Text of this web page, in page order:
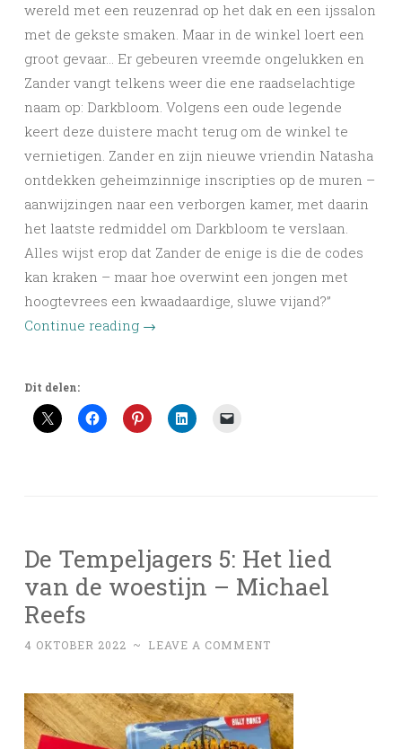
wereld met een reuzenrad op het dak en een ijssalon
met de gekste smaken. Maar in de winkel loert een
groot gevaar… Er gebeuren vreemde ongelukken en
Zander vangt telkens weer die ene raadselachtige
naam op: Darkbloom. Volgens een oude legende
keert deze duistere macht terug om de winkel te
vernietigen. Zander en zijn nieuwe vriendin Natasha
ontdekken geheimzinnige inscripties op de muren –
aanwijzingen naar een verborgen kamer, met daarin
het laatste redmiddel om Darkbloom te verslaan.
Alles wijst erop dat Zander de enige is die de codes
kan kraken – maar hoe overwint een jongen met
hoogtevrees een kwaadaardige, sluwe vijand?”
Continue reading →
Dit delen:
De Tempeljagers 5: Het lied
van de woestijn – Michael
Reefs
4 OKTOBER 2022 ~ LEAVE A COMMENT